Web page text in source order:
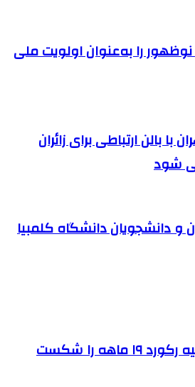
را به‌عنوان اولویت ملی
با بالن ارتباطی برای زائران
شود
و دانشجویان دانشگاه کلمبیا
ماهه را شکست